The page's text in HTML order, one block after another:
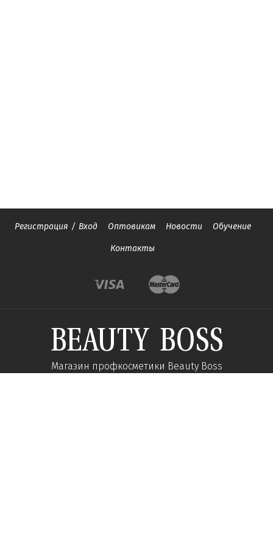
Регистрация / Вход Оптовикам Новости Обучение
Контакты
Магазин профкосметики Beauty Boss